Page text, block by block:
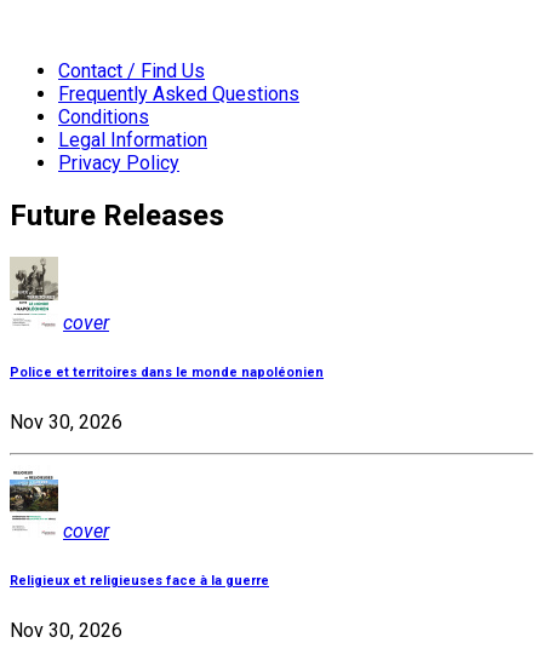
Contact / Find Us
Frequently Asked Questions
Conditions
Legal Information
Privacy Policy
Future Releases
cover
Police et territoires dans le monde napoléonien
Nov 30, 2026
cover
Religieux et religieuses face à la guerre
Nov 30, 2026